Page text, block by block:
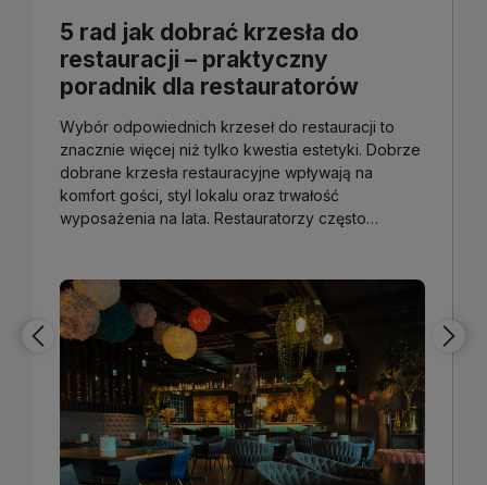
5 rad jak dobrać krzesła do
restauracji – praktyczny
poradnik dla restauratorów
Wybór odpowiednich krzeseł do restauracji to
znacznie więcej niż tylko kwestia estetyki. Dobrze
dobrane krzesła restauracyjne wpływają na
komfort gości, styl lokalu oraz trwałość
wyposażenia na lata. Restauratorzy często
restauracji
są jednym z kluczowych elementów
doświadczenia klienta.